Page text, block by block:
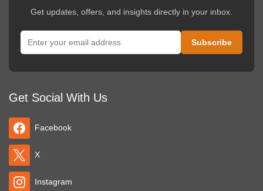
Get updates, offers, and insights directly in your inbox.
Get Social With Us
Facebook
X
Instagram